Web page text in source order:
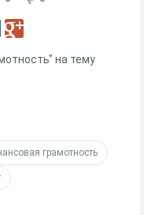
на тему
грамотность